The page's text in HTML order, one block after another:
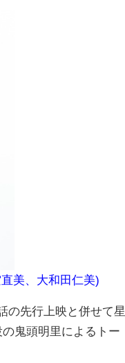
美、大和田仁美)
の先行上映と併せて星
鬼頭明里によるトー